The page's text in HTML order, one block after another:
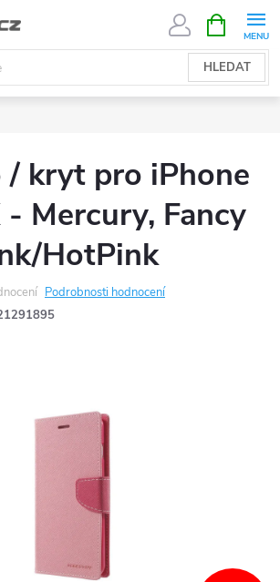
HLEDAT
NÁKUPNÍ
KOŠÍK
/ kryt pro iPhone
Mercury, Fancy
HotPink
Podrobnosti hodnocení